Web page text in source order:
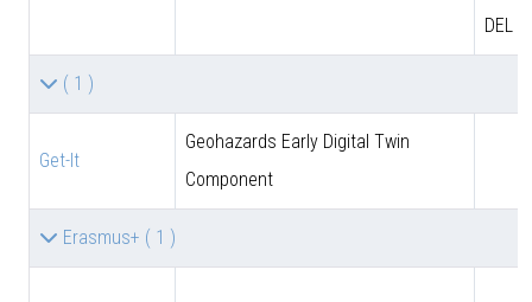
DEL
( 1 )
Get-It
Geohazards Early Digital Twin
Component
Erasmus+ ( 1 )